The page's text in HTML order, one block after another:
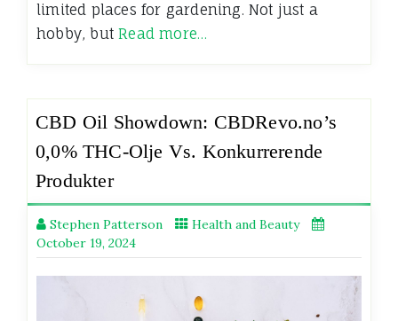
limited places for gardening. Not just a
hobby, butRead more…
CBD Oil Showdown: CBDRevo.no’s
0,0% THC-Olje Vs. Konkurrerende
Produkter
Stephen Patterson
Health and Beauty
October 19, 2024